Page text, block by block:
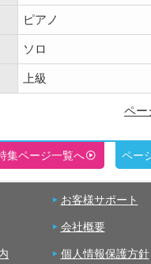
ピアノ
ソロ
上級
ペー
集ページ一覧へ ペー
お客様サポート
会社概要
個人情報保護方針